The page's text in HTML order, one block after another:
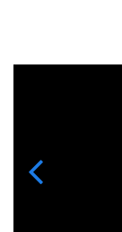
Previous